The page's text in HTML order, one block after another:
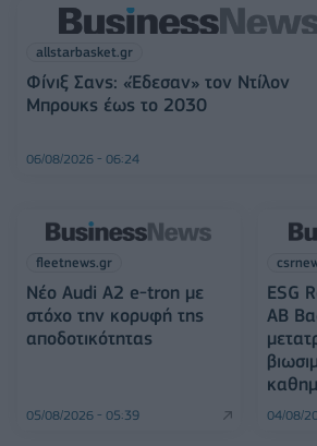
allstarbasket.gr
Φίνιξ Σανς: «Έδεσαν» τον Ντίλον
Μπρουκς έως το 2030
06/08/2026 - 06:24
fleetnews.gr
Νέο Audi A2 e-tron με
στόχο την κορυφή της
αποδοτικότητας
05/08/2026 - 05:39
ESG
ΑΒ
04/08/